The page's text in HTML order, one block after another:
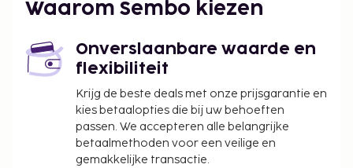
per nacht
Deze lijst is mogelijk niet volledig. Toeslagen en
borgsommen zijn mogelijk excl. btw en kunnen
Waarom Sembo kiezen
Onverslaanbare waarde en
flexibiliteit
Krijg de beste deals met onze prijsgarantie en
kies betaalopties die bij uw behoeften
passen. We accepteren alle belangrijke
betaalmethoden voor een veilige en
gemakkelijke transactie.